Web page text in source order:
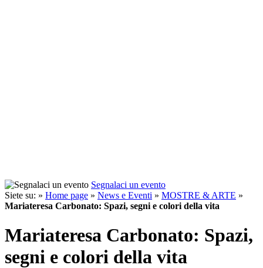
Segnalaci un evento
Siete su: » Home page » News e Eventi » MOSTRE & ARTE »
Mariateresa Carbonato: Spazi, segni e colori della vita
Mariateresa Carbonato: Spazi,
segni e colori della vita